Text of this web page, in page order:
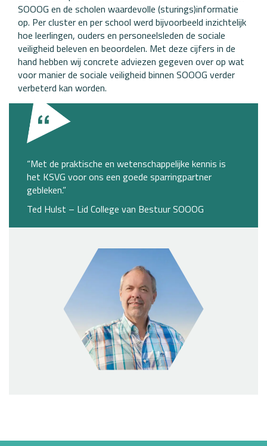
SOOOG en de scholen waardevolle (sturings)informatie
op. Per cluster en per school werd bijvoorbeeld inzichtelijk
hoe leerlingen, ouders en personeelsleden de sociale
veiligheid beleven en beoordelen. Met deze cijfers in de
hand hebben wij concrete adviezen gegeven over op wat
voor manier de sociale veiligheid binnen SOOOG verder
verbeterd kan worden.
“Met de praktische en wetenschappelijke kennis is
het KSVG voor ons een goede sparringpartner
gebleken.”
Ted Hulst – Lid College van Bestuur SOOOG